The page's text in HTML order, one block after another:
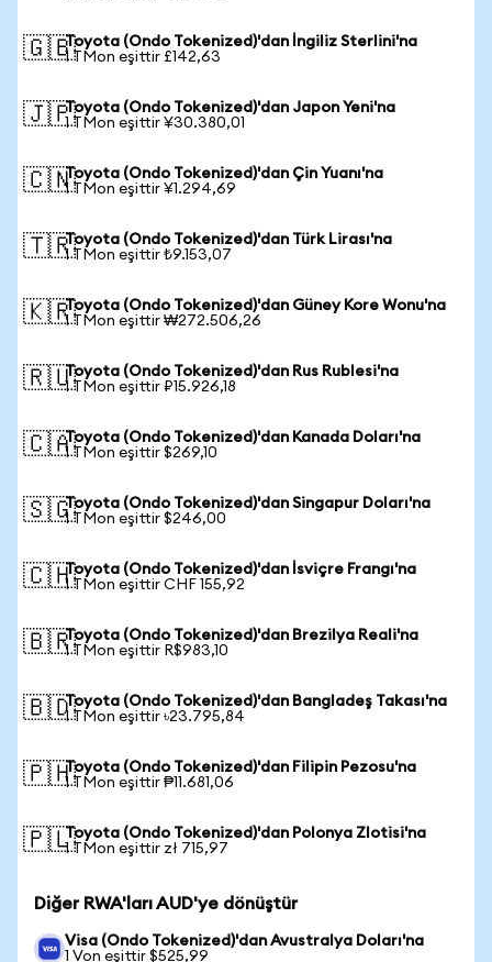
🇬🇧Toyota (Ondo Tokenized)'dan İngiliz Sterlini'na
1 TMon eşittir £142,63
🇯🇵Toyota (Ondo Tokenized)'dan Japon Yeni'na
1 TMon eşittir ¥30.380,01
🇨🇳Toyota (Ondo Tokenized)'dan Çin Yuanı'na
1 TMon eşittir ¥1.294,69
🇹🇷Toyota (Ondo Tokenized)'dan Türk Lirası'na
1 TMon eşittir ₺9.153,07
🇰🇷Toyota (Ondo Tokenized)'dan Güney Kore Wonu'na
1 TMon eşittir ₩272.506,26
🇷🇺Toyota (Ondo Tokenized)'dan Rus Rublesi'na
1 TMon eşittir ₽15.926,18
🇨🇦Toyota (Ondo Tokenized)'dan Kanada Doları'na
1 TMon eşittir $269,10
🇸🇬Toyota (Ondo Tokenized)'dan Singapur Doları'na
1 TMon eşittir $246,00
🇨🇭Toyota (Ondo Tokenized)'dan İsviçre Frangı'na
1 TMon eşittir CHF 155,92
🇧🇷Toyota (Ondo Tokenized)'dan Brezilya Reali'na
1 TMon eşittir R$983,10
🇧🇩Toyota (Ondo Tokenized)'dan Bangladeş Takası'na
1 TMon eşittir ৳23.795,84
🇵🇭Toyota (Ondo Tokenized)'dan Filipin Pezosu'na
1 TMon eşittir ₱11.681,06
🇵🇱Toyota (Ondo Tokenized)'dan Polonya Zlotisi'na
1 TMon eşittir zł 715,97
Diğer RWA'ları AUD'ye dönüştür
Visa (Ondo Tokenized)'dan Avustralya Doları'na
1 Von eşittir $525,99